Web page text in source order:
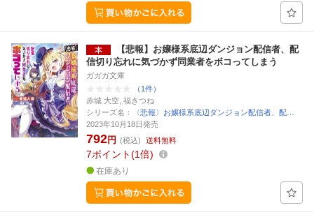
【悲報】お嬢様系底辺ダンジョン配信者、配
信切り忘れに気づかず同業者をボコってしまう
ガガガ文庫
（1件）
赤城 大空, 福きつね
シリーズ名：
〈悲報〉お嬢様系底辺ダンジョン配信者、配…
2023年10月18日発売
792円 (税込) 送料無料
7ポイント 1倍
在庫あり